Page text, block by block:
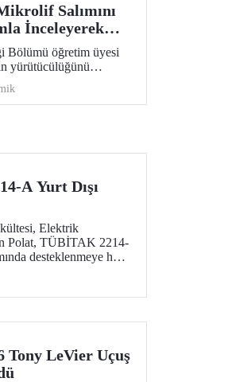
Salımını
İnceleyerek
Stratejileri
TÜBİTAK
Bölümü öğretim üyesi
yürütücülüğünü
ve Polyester
Kullanım Koşullarına
UV Maruziyeti ve
COST Aksiyon Üyeleri
A Yurt Dışı
Elektrik
Polat, TÜBİTAK 2214-
desteklenmeye hak
Tony LeVier Uçuş